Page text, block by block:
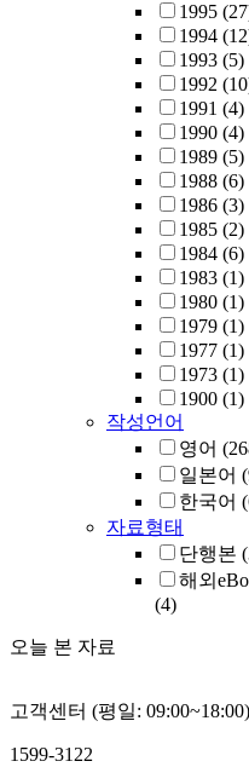
1995
1994
1993 (5)
1992
1991 (4)
1990 (4)
1989 (5)
1988 (6)
1986 (3)
1985 (2)
1984 (6)
1983 (1)
1980 (1)
1979 (1)
1977 (1)
1973 (1)
1900 (1)
작성언어
영어
일본어
한국어
자료형태
단행본
해외
(4)
오늘 본 자료
고객센터 (평일: 09:00~18:00)
1599-3122